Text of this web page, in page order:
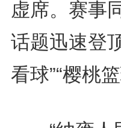
虚席。赛事
话题迅速登
看球”“樱桃